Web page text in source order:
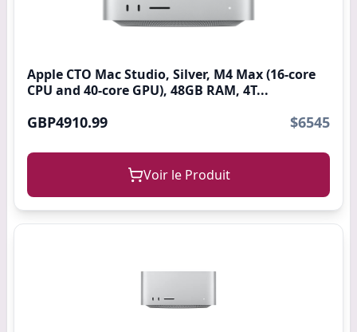
Apple CTO Mac Studio, Silver, M4 Max (16-core
CPU and 40-core GPU), 48GB RAM, 4T...
GBP4910.99 $6545
Voir le Produit